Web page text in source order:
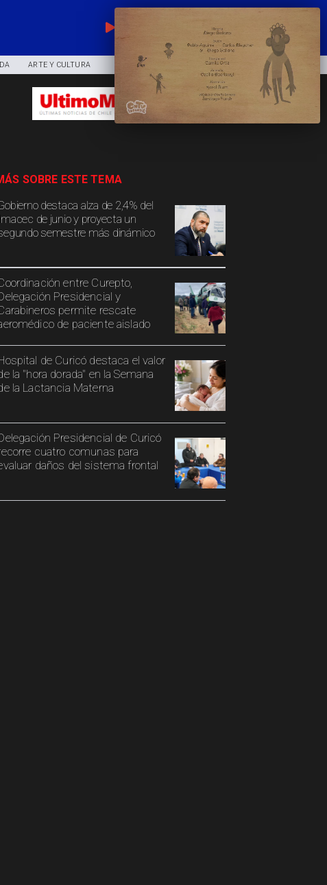
ARTE Y CULTURA COMUNIDAD DEPORTES
destaca alza de 2,4% del
de junio y proyecta un
semestre más dinámico
entre Curepto,
Presidencial y
permite rescate
de paciente aislado
de Curicó destaca el valor
la "hora dorada" en la Semana
la Lactancia Materna
Presidencial de Curicó
cuatro comunas para
daños del sistema frontal
SOBRE ESTE TEMA